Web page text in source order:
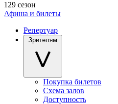
129 сезон
Афиша и билеты
Репертуар
Зрителям
Покупка билетов
Схема залов
Доступность